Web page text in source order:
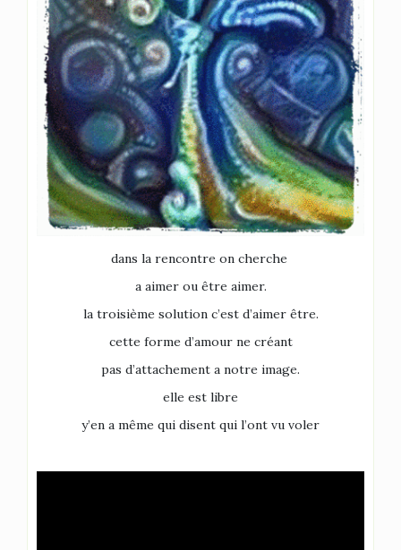
dans la rencontre on cherche
a aimer ou être aimer.
la troisième solution c’est d’aimer être.
cette forme d’amour ne créant
pas d’attachement a notre image.
elle est libre
y’en a même qui disent qui l’ont vu voler